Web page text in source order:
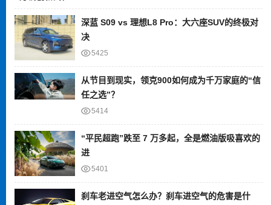
深蓝 S09 vs 理想L8 Pro：大六座SUV的终极对
决
5425
从节目到现实，领克900如何成为千万家庭的“信
任之选”？
5414
“平民超跑”跌至 7 万多起，全是燃油版吸喜欢的
进
5401
刹车老进空气怎么办？刹车进空气的危害是什